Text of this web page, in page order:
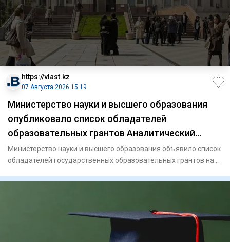
https://vlast.kz
07 Августа 2026 15:19
Министерство науки и высшего образования
опубликовало список обладателей
образовательных грантов Аналитический
интернет журнал Власть
Министерство науки и высшего образования объявило список
обладателей государственных образовательных грантов на